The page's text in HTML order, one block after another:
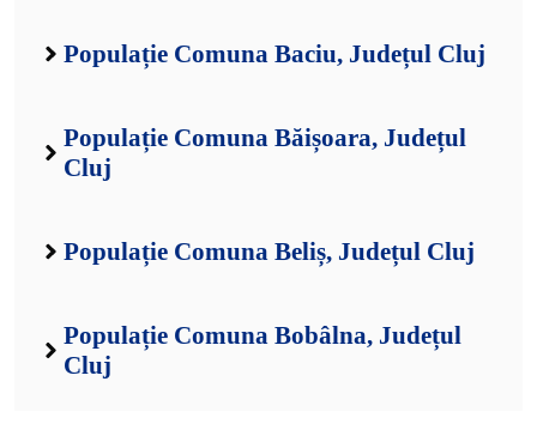
Populație Comuna Baciu, Județul Cluj
Populație Comuna Băișoara, Județul
Cluj
Populație Comuna Beliș, Județul Cluj
Populație Comuna Bobâlna, Județul
Cluj